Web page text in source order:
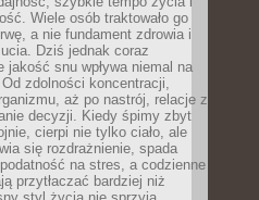
Wiele osób traktowało go
a nie fundament zdrowia i
Dziś jednak coraz
jakość snu wpływa niemal na
zdolności koncentracji,
aż po nastrój, relacje z
decyzji. Kiedy śpimy zbyt
cierpi nie tylko ciało, ale
się rozdrażnienie, spada
na stres, a codzienne
przytłaczać bardziej niż